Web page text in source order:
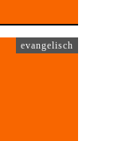
evangelisch